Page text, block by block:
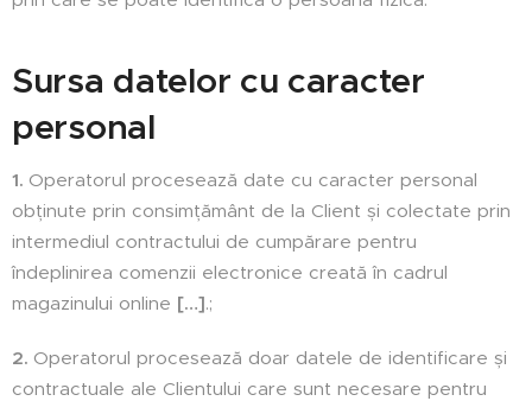
Sursa datelor cu caracter
personal
1. Operatorul procesează date cu caracter personal
obținute prin consimțământ de la Client și colectate prin
intermediul contractului de cumpărare pentru
îndeplinirea comenzii electronice creată în cadrul
magazinului online […].;
2. Operatorul procesează doar datele de identificare și
contractuale ale Clientului care sunt necesare pentru